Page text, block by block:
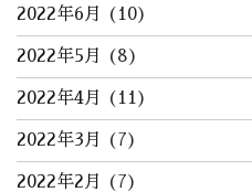
2022年6月 (10)
2022年5月 (8)
2022年4月 (11)
2022年3月 (7)
2022年2月 (7)